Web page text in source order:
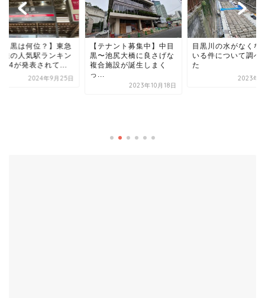
ナント募集中】中目
池尻大橋に良さげな
施設が誕生しまく
目黒川の水がなくなって
いる件について調べてみ
た